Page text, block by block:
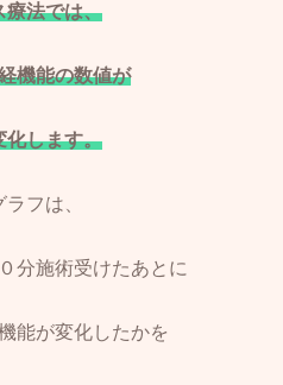
療法では、
機能の数値が
化します。
ラフは、
分施術受けたあとに
能が変化したかを